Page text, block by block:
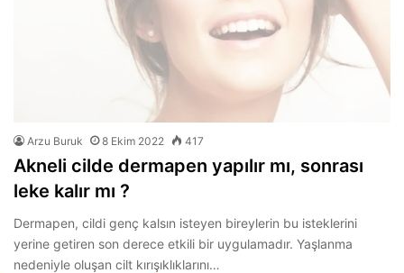
Arzu Buruk 8 Ekim 2022 417
Akneli cilde dermapen yapılır mı, sonrası
leke kalır mı ?
Dermapen, cildi genç kalsın isteyen bireylerin bu isteklerini
yerine getiren son derece etkili bir uygulamadır. Yaşlanma
nedeniyle oluşan cilt kırışıklıklarını…